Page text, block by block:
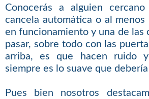
Conocerás a alguien
cancela automática o al menos
en funcionamiento y una de las
pasar, sobre todo con las
arriba, es que hacen ruido
siempre es lo suave que debería
Pues bien nosotros